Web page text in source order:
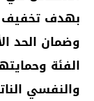
بهدف تخفيف
وضمان الحد
الفئة
والنفسي